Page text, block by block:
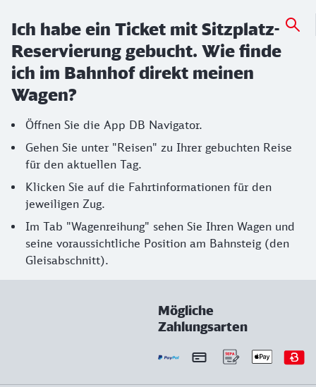
Ich habe ein Ticket mit Sitzplatz-
Reservierung gebucht. Wie finde
ich im Bahnhof direkt meinen
Wagen?
Öffnen Sie die App DB Navigator.
Gehen Sie unter "Reisen" zu Ihrer gebuchten Reise
für den aktuellen Tag.
Klicken Sie auf die Fahrtinformationen für den
jeweiligen Zug.
Im Tab "Wagenreihung" sehen Sie Ihren Wagen und
seine voraussichtliche Position am Bahnsteig (den
Gleisabschnitt).
Mögliche
Zahlungsarten